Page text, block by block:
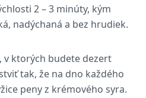
2 – 3 minúty, kým
nadýchaná a bez hrudiek.
v ktorých budete dezert
tak, že na dno každého
peny z krémového syra.